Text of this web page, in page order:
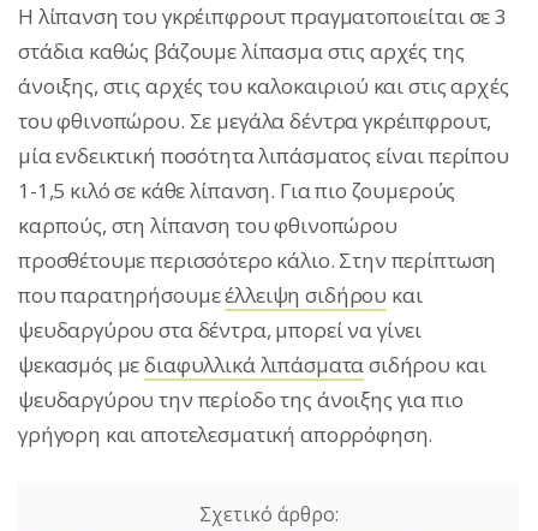
Η λίπανση του γκρέιπφρουτ πραγματοποιείται σε 3
στάδια καθώς βάζουμε λίπασμα στις αρχές της
άνοιξης, στις αρχές του καλοκαιριού και στις αρχές
του φθινοπώρου. Σε μεγάλα δέντρα γκρέιπφρουτ,
μία ενδεικτική ποσότητα λιπάσματος είναι περίπου
1-1,5 κιλό σε κάθε λίπανση. Για πιο ζουμερούς
καρπούς, στη λίπανση του φθινοπώρου
προσθέτουμε περισσότερο κάλιο. Στην περίπτωση
που παρατηρήσουμεέλλειψη σιδήρου και
ψευδαργύρου στα δέντρα, μπορεί να γίνει
ψεκασμός μεδιαφυλλικά λιπάσματασιδήρου και
ψευδαργύρου την περίοδο της άνοιξης για πιο
γρήγορη και αποτελεσματική απορρόφηση.